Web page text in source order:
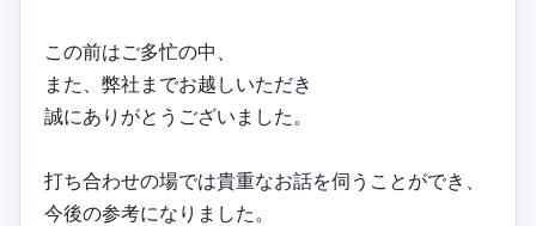
この前はご多忙の中、
また、弊社までお越しいただき
誠にありがとうございました。
打ち合わせの場では貴重なお話を伺うことができ、
今後の参考になりました。